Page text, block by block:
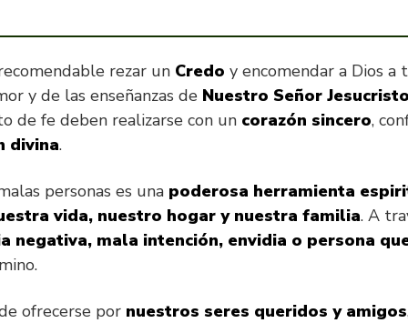
rezar un Credo y encomendar a Dios a
y de las enseñanzas de Nuestro Señor Jesucristo
de fe deben realizarse con un corazón sincero,
divina.
personas es una poderosa herramienta
vida, nuestro hogar y nuestra familia. A
negativa, mala intención, envidia o persona
ofrecerse por nuestros seres queridos y amigos